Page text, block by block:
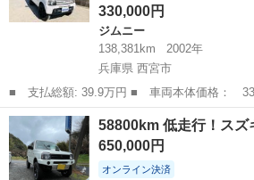
330,000円
ジムニー
138,381km
2002年
兵庫県 西宮市
■ 支払総額: 39.9万円 ■ 車両本体価格： 330,000 円 ■ メーカー
名： スズキ ■ 車種名： ジムニー ■ グ
Ｓ 切り替え４ＷＤ ＡＢＳ付き 助手席エ
ル エアコンパ...
兵庫 西宮市 ジムニー
58800km 低走行！ス
650,000円
オンライン決済